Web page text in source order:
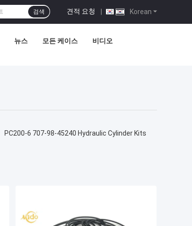
Korean
견적 요청 |
검색
뉴스 모든 케이스 비디오
PC200-6 707-98-45240 Hydraulic Cylinder Kits